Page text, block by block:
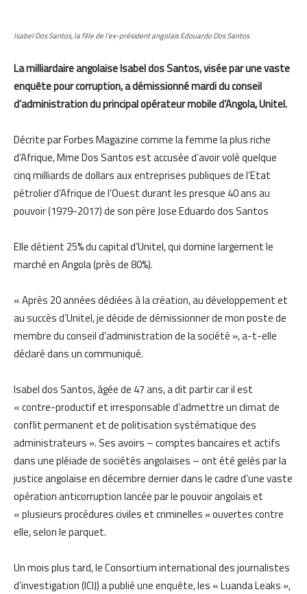
Isabel Dos Santos, la fille de l’ex-président angolais Edouardo Dos Santos
La milliardaire angolaise Isabel dos Santos, visée par une vaste
enquête pour corruption, a démissionné mardi du conseil
d’administration du principal opérateur mobile d’Angola, Unitel.
Décrite par Forbes Magazine comme la femme la plus riche
d’Afrique, Mme Dos Santos est accusée d’avoir volé quelque
cinq milliards de dollars aux entreprises publiques de l’Etat
pétrolier d’Afrique de l’Ouest durant les presque 40 ans au
pouvoir (1979-2017) de son père Jose Eduardo dos Santos
Elle détient 25% du capital d’Unitel, qui domine largement le
marché en Angola (près de 80%).
« Après 20 années dédiées à la création, au développement et
au succès d’Unitel, je décide de démissionner de mon poste de
membre du conseil d’administration de la société », a-t-elle
déclaré dans un communiqué.
Isabel dos Santos, âgée de 47 ans, a dit partir car il est
« contre-productif et irresponsable d’admettre un climat de
conflit permanent et de politisation systématique des
administrateurs ». Ses avoirs – comptes bancaires et actifs
dans une pléiade de sociétés angolaises – ont été gelés par la
justice angolaise en décembre dernier dans le cadre d’une vaste
opération anticorruption lancée par le pouvoir angolais et
« plusieurs procédures civiles et criminelles » ouvertes contre
elle, selon le parquet.
Un mois plus tard, le Consortium international des journalistes
d’investigation (ICIJ) a publié une enquête, les « Luanda Leaks »,